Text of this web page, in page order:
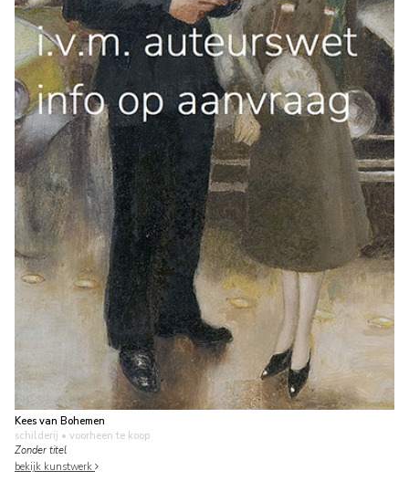
Kees van Bohemen
schilderij • voorheen te koop
Zonder titel
bekijk kunstwerk